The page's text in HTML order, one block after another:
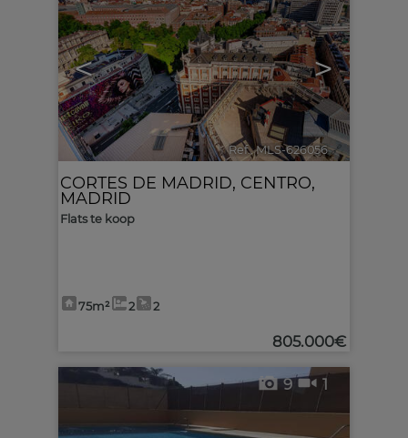
< >
Ref.. MLS-626056 🔗
CORTES DE MADRID, CENTRO,
MADRID
Flats te koop
75m² 2 2
805.000€
9 1